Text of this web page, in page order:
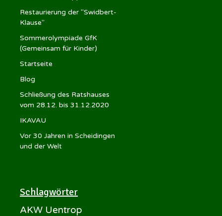
Restaurierung der "Swidbert-
Klause"
Sommerolympiade GfK
(Gemeinsam für Kinder)
Startseite
Blog
Schließung des Ratshauses
vom 28.12. bis 31.12.2020
IKAVAU
Vor 30 Jahren in Scheidingen
und der Welt
Schlagwörter
AKW Uentrop